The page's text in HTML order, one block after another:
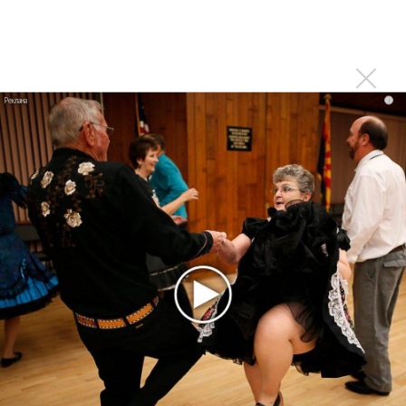
Авраам Руссо выпустил две солнечные песни
Сергей Сычёв - «Хит-парады в СССР. Полное
исследование»
Suno внедрил инструмент по нарушениям авторских
прав и новые водяные знаки
«Рианна работает в студии», - проговорился ее
партнер A$AP Rocky
Гленн Хьюз завершил свою гастрольную карьеру
Suno проиграла суд о нарушении авторских прав
немецкому лицензиату
Linkin Park показал трейлер документального фильма
«Unshatter»
РАО потребовало от театра Кадышевой неустойку
i